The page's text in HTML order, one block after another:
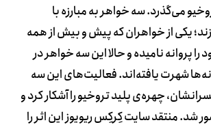
می‌گذرد. سه خواهر به مبارزه با
یکی از خواهران که پیش و بیش از همه
را پروانه نامیده و حالا این سه خواهر در
شهرت یافته‌اند. فعالیت‌های این سه
چهره‌ی پلید تروخیو را آشکار کرد و
منجر به فرار او از کشور شد. منتقد سایت کِرکِس ری‎ویوز این اثر را